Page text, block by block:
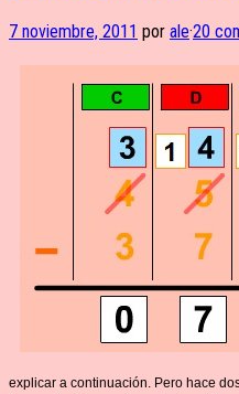
7 noviembre, 2011 por ale·20
explicar a continuación. Pero hace